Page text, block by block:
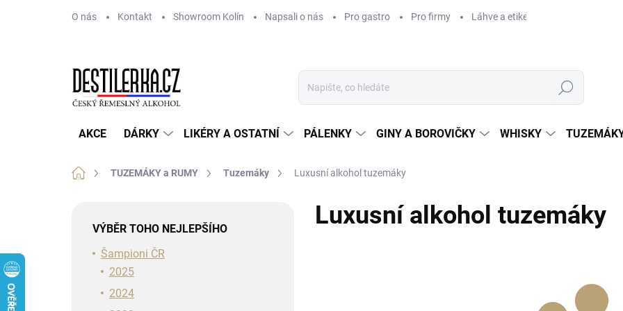
O nás Kontakt Showroom Kolín Napsali o nás Pro gastro Pro firmy Láhve a etikety na míru
Hledat
AKCE DÁRKY LIKÉRY A OSTATNÍ PÁLENKY GINY A BOROVIČKY WHISKY
Domů TUZEMÁKY a RUMY Tuzemáky Luxusní alkohol tuzemáky
VÝBĚR TOHO NEJLEPŠÍHO
Šampioni ČR
2025
2024
Luxusní alkohol tuzemáky